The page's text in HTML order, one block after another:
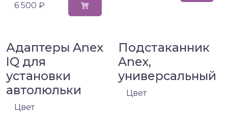
6 500 ₽
Адаптеры Anex
IQ для
установки
автолюльки
Цвет
Подстаканник
Anex,
универсальный
Цвет